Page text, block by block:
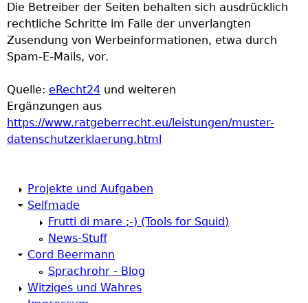
Die Betreiber der Seiten behalten sich ausdrücklich
rechtliche Schritte im Falle der unverlangten
Zusendung von Werbeinformationen, etwa durch
Spam-E-Mails, vor.
Quelle: eRecht24 und weiteren
Ergänzungen aus
https://www.ratgeberrecht.eu/leistungen/muster-
datenschutzerklaerung.html
Projekte und Aufgaben
Selfmade
Frutti di mare ;-) (Tools for Squid)
News-Stuff
Cord Beermann
Sprachrohr - Blog
Witziges und Wahres